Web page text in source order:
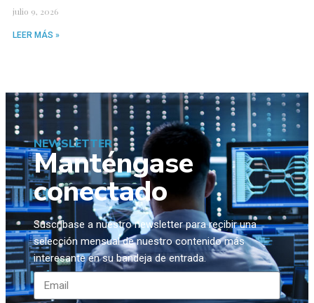
julio 9, 2026
LEER MÁS »
NEWSLETTER
Manténgase
conectado
Suscríbase a nuestro newsletter para recibir una
selección mensual de nuestro contenido más
interesante en su bandeja de entrada.